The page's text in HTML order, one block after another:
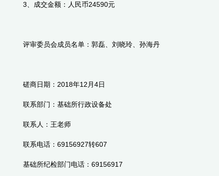
3、成交金额： 人民币24590元
评审委员会成员名单：郭磊、刘晓玲、孙海丹
磋商日期： 2018年12月4日
联系部门：基础所行政设备处
联系人：王老师
联系电话： 69156927转607
基础所纪检部门电话： 69156917